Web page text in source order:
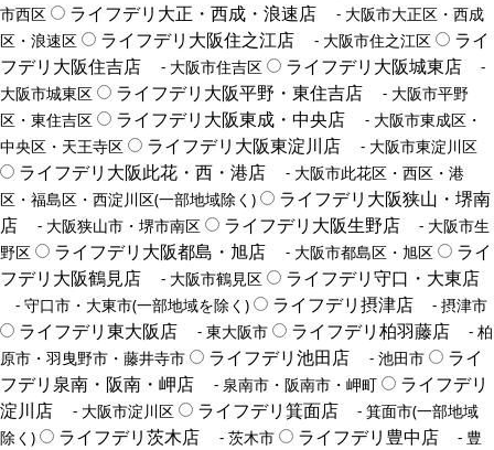
市西区
ライフデリ大正・西成・浪速店
- 大阪市大正区・西成
区・浪速区
ライフデリ大阪住之江店 - 大阪市住之江区
ライ
フデリ大阪住吉店
- 大阪市住吉区 ライフデリ大阪城東店
-
大阪市城東区
ライフデリ大阪平野・東住吉店
- 大阪市平野
区・東住吉区
ライフデリ大阪東成・中央店
- 大阪市東成区・
中央区・天王寺区
ライフデリ大阪東淀川店 - 大阪市東淀川区
ライフデリ大阪此花・西・港店
- 大阪市此花区・西区・港
区・福島区・西淀川区(一部地域除く)
ライフデリ大阪狭山・堺南
店
- 大阪狭山市・堺市南区 ライフデリ大阪生野店
- 大阪市生
野区
ライフデリ大阪都島・旭店 - 大阪市都島区・旭区
ライ
フデリ大阪鶴見店
- 大阪市鶴見区 ライフデリ守口・大東店
- 守口市・大東市(一部地域を除く) ライフデリ摂津店 - 摂津市
ライフデリ東大阪店 - 東大阪市 ライフデリ柏羽藤店
- 柏
原市・羽曳野市・藤井寺市
ライフデリ池田店 - 池田市
ライ
フデリ泉南・阪南・岬店
- 泉南市・阪南市・岬町
ライフデリ
淀川店
- 大阪市淀川区 ライフデリ箕面店
- 箕面市(一部地域
除く)
ライフデリ茨木店 - 茨木市 ライフデリ豊中店
- 豊